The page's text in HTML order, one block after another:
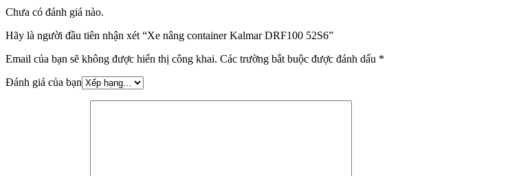
Chưa có đánh giá nào.
Hãy là người đầu tiên nhận xét “Xe nâng container Kalmar DRF100 52S6”
Email của bạn sẽ không được hiển thị công khai. Các trường bắt buộc được đánh dấu *
Đánh giá của bạn